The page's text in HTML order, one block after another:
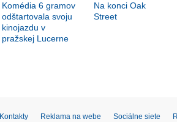
Komédia 6 gramov
odštartovala svoju
kinojazdu v
pražskej Lucerne
Na konci Oak
Street
Kontakty Reklama na webe Sociálne siete